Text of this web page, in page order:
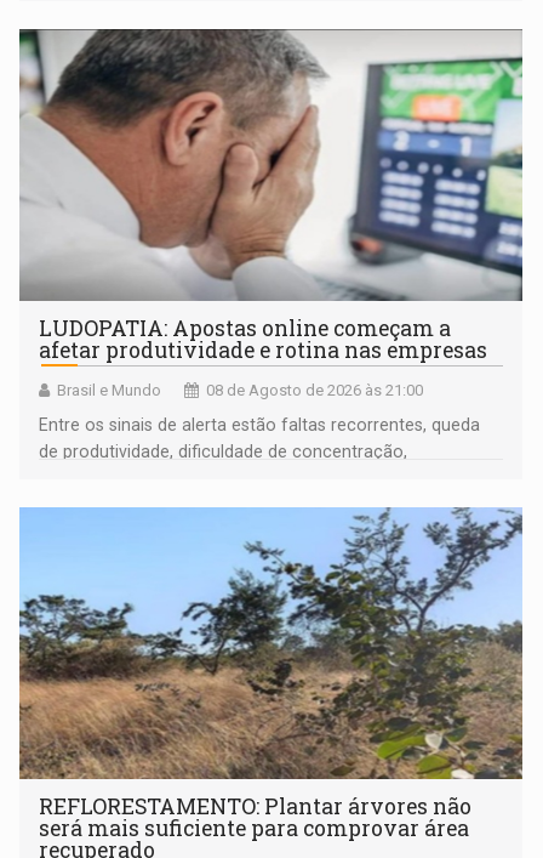
LUDOPATIA: Apostas online começam a
afetar produtividade e rotina nas empresas
Brasil e Mundo 08 de Agosto de 2026 às 21:00
Entre os sinais de alerta estão faltas recorrentes, queda
de produtividade, dificuldade de concentração,
REFLORESTAMENTO: Plantar árvores não
será mais suficiente para comprovar área
recuperado